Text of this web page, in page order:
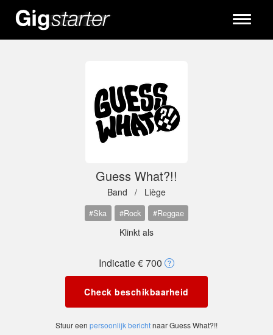
Toggle
Guess What?!!
Band / Liège
#Ska #Rock #Reggae
Klinkt als
Indicatie € 700
Check beschikbaarheid
Stuur een persoonlijk berichtnaar Guess What?!!